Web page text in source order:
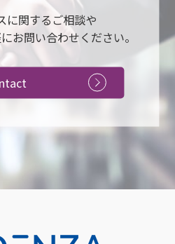
に関するご相談や
お問い合わせください。